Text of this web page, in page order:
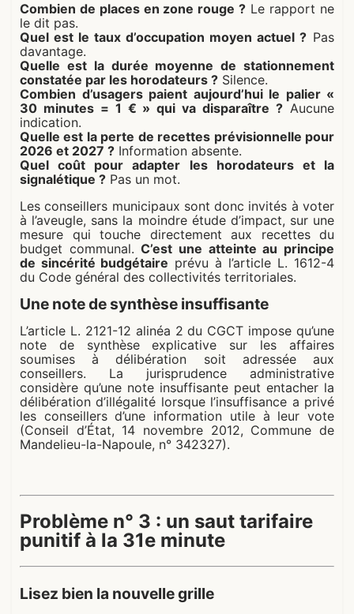
Combien de places en zone rouge ? Le rapport ne
le dit pas.
Quel est le taux d’occupation moyen actuel ? Pas
davantage.
Quelle est la durée moyenne de stationnement
constatée par les horodateurs ? Silence.
Combien d’usagers paient aujourd’hui le palier «
30 minutes = 1 € » qui va disparaître ? Aucune
indication.
Quelle est la perte de recettes prévisionnelle pour
2026 et 2027 ? Information absente.
Quel coût pour adapter les horodateurs et la
signalétique ? Pas un mot.
Les conseillers municipaux sont donc invités à voter
à l’aveugle, sans la moindre étude d’impact, sur une
mesure qui touche directement aux recettes du
budget communal. C’est une atteinte au principe
de sincérité budgétaire prévu à l’article L. 1612-4
du Code général des collectivités territoriales.
Une note de synthèse insuffisante
L’article L. 2121-12 alinéa 2 du CGCT impose qu’une
note de synthèse explicative sur les affaires
soumises à délibération soit adressée aux
conseillers. La jurisprudence administrative
considère qu’une note insuffisante peut entacher la
délibération d’illégalité lorsque l’insuffisance a privé
les conseillers d’une information utile à leur vote
(Conseil d’État, 14 novembre 2012, Commune de
Mandelieu-la-Napoule, n° 342327).
Problème n° 3 : un saut tarifaire
punitif à la 31e minute
Lisez bien la nouvelle grille